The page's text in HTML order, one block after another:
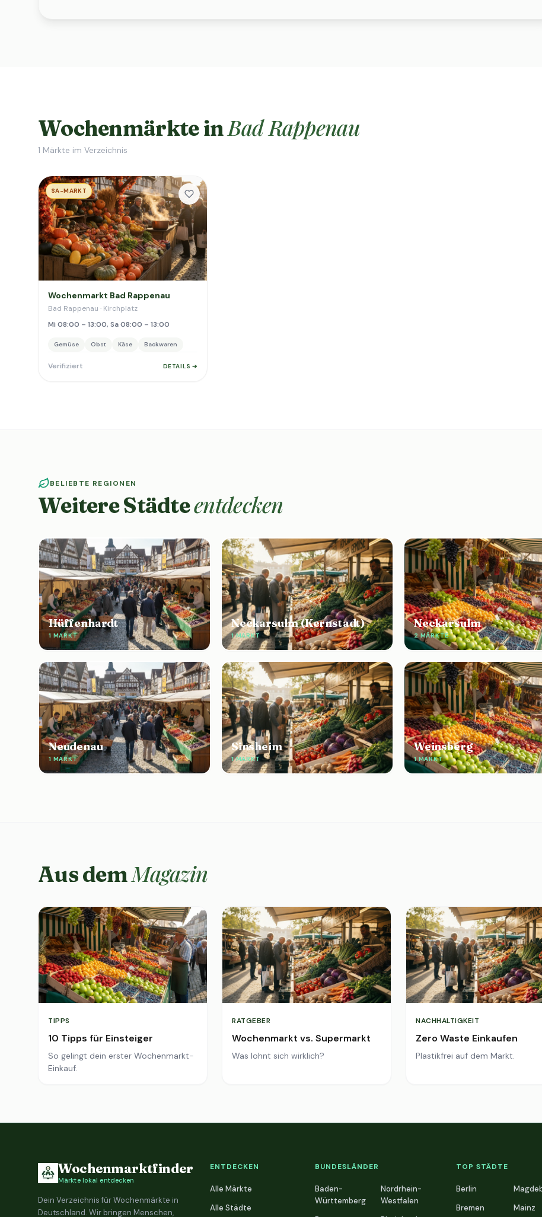
Wochenmärkte inBad Rappenau
1 Märkte im Verzeichnis
SA-MARKT
Wochenmarkt Bad Rappenau
Bad Rappenau · Kirchplatz
Mi 08:00 – 13:00, Sa 08:00 – 13:00
Gemüse Obst Käse Backwaren
Verifiziert DETAILS ➔
BELIEBTE REGIONEN
Weitere Städteentdecken
Hüffenhardt
1 MARKT
Neckarsulm (Kernstadt)
1 MARKT
Neckarsulm
2 MÄRKTE
Neudenau
1 MARKT
Sinsheim
1 MARKT
Weinsberg
1 MARKT
Aus demMagazin
TIPPS
10 Tipps für Einsteiger
So gelingt dein erster Wochenmarkt-
Einkauf.
RATGEBER
Wochenmarkt vs. Supermarkt
Was lohnt sich wirklich?
NACHHALTIGKEIT
Zero Waste Einkaufen
Plastikfrei auf dem Markt.
Wochenmarktfinder
Märkte lokal entdecken
Dein Verzeichnis für Wochenmärkte in
Deutschland. Wir bringen Menschen,
ENTDECKEN
Alle Märkte
Alle Städte
BUNDESLÄNDER
Baden-
Württemberg
Nordrhein-
Westfalen
TOP STÄDTE
Berlin
Bremen
Mainz